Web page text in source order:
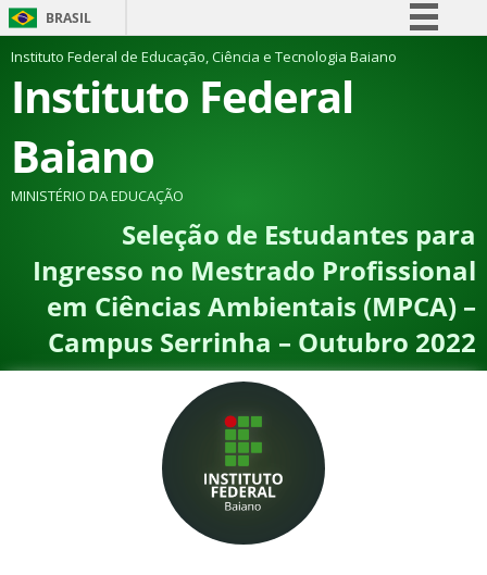
BRASIL
Simplifique!
Comunica BR
Canais
Instituto Federal de Educação, Ciência e Tecnologia Baiano
Instituto Federal
Baiano
MINISTÉRIO DA EDUCAÇÃO
Seleção de Estudantes para
Ingresso no Mestrado Profissional
em Ciências Ambientais (MPCA) –
Campus Serrinha – Outubro 2022